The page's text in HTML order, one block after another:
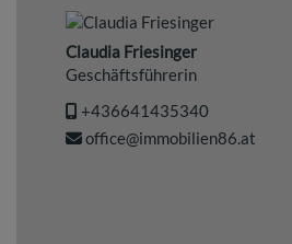
Claudia Friesinger
Geschäftsführerin
+436641435340
office@immobilien86.at